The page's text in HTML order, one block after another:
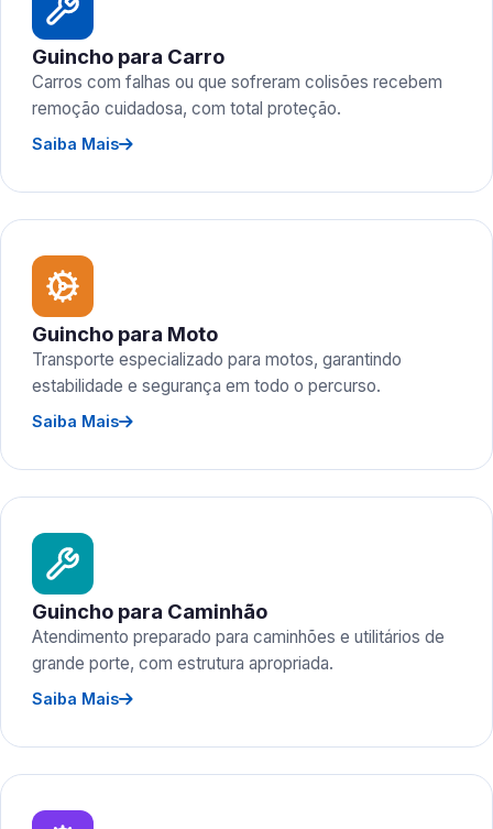
Guincho para Carro
Carros com falhas ou que sofreram colisões recebem
remoção cuidadosa, com total proteção.
Saiba Mais
Guincho para Moto
Transporte especializado para motos, garantindo
estabilidade e segurança em todo o percurso.
Saiba Mais
Guincho para Caminhão
Atendimento preparado para caminhões e utilitários de
grande porte, com estrutura apropriada.
Saiba Mais